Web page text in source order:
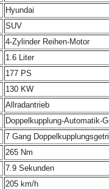
Hyundai
SUV
4-Zylinder Reihen-Motor
1.6 Liter
177 PS
130 KW
Allradantrieb
Doppelkupplung-Automatik-
7 Gang
265 Nm
7.9 Sekunden
205 km/h